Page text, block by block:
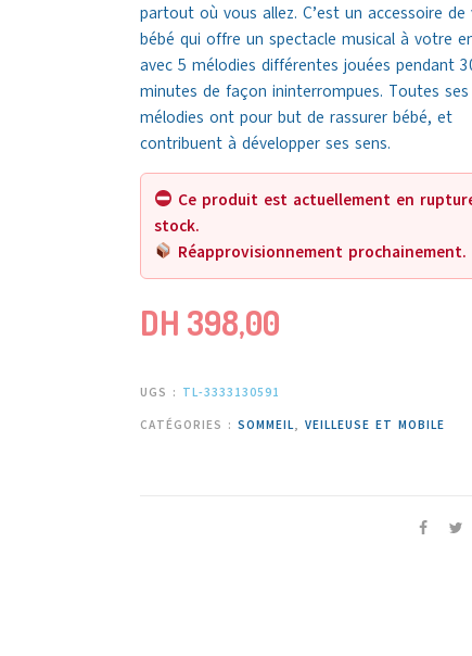
partout où vous allez. C’est un accessoire de
bébé qui offre un spectacle musical à votre
avec 5 mélodies différentes jouées pendant
minutes de façon ininterrompues. Toutes ses
mélodies ont pour but de rassurer bébé, et
contribuent à développer ses sens.
Ce produit est actuellement en
stock.
Réapprovisionnement prochainement.
DH 398,00
UGS : TL-3333130591
CATÉGORIES : SOMMEIL, VEILLEUSE ET MOBILE